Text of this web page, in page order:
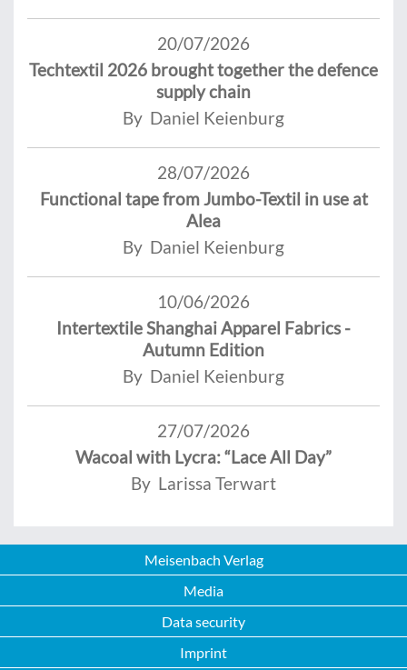
20/07/2026
Techtextil 2026 brought together the defence
supply chain
By Daniel Keienburg
28/07/2026
Functional tape from Jumbo-Textil in use at
Alea
By Daniel Keienburg
10/06/2026
Intertextile Shanghai Apparel Fabrics -
Autumn Edition
By Daniel Keienburg
27/07/2026
Wacoal with Lycra: “Lace All Day”
By Larissa Terwart
Meisenbach Verlag
Media
Data security
Imprint